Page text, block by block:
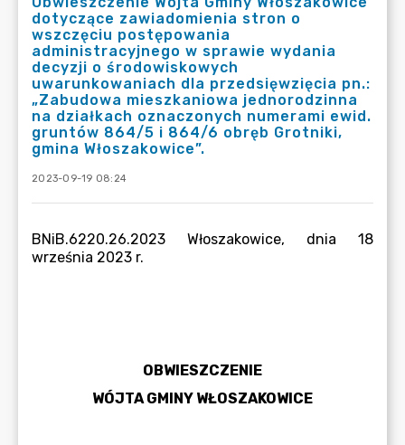
dotyczące zawiadomienia stron o
wszczęciu postępowania
administracyjnego w sprawie wydania
decyzji o środowiskowych
uwarunkowaniach dla przedsięwzięcia pn.:
„Zabudowa mieszkaniowa jednorodzinna
na działkach oznaczonych numerami ewid.
gruntów 864/5 i 864/6 obręb Grotniki,
gmina Włoszakowice”.
2023-09-19 08:24